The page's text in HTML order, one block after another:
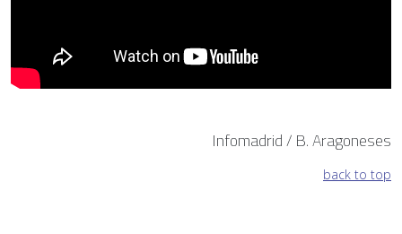
Infomadrid / B. Aragoneses
back to top